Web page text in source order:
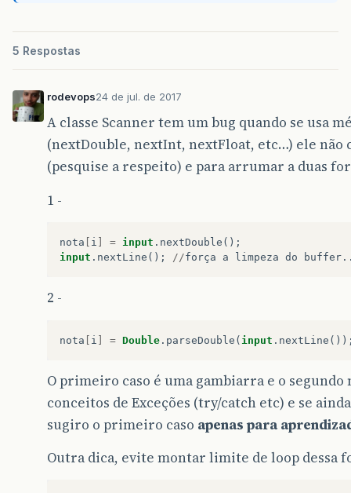
5 Respostas
rodevops24 de jul. de 2017
A classe Scanner tem um bug quando se usa
(nextDouble, nextInt, nextFloat, etc…) ele não
(pesquise a respeito) e para arrumar a duas
1 -
nota i = input . nextDouble ();
input . nextLine (); //força a limpeza do buffer
2 -
nota [ i ] = Double . parseDouble ( input . nextLine
O primeiro caso é uma gambiarra e o
conceitos de Exceções (try/catch etc) e se
sugiro o primeiro caso apenas para
Outra dica, evite montar limite de loop dessa